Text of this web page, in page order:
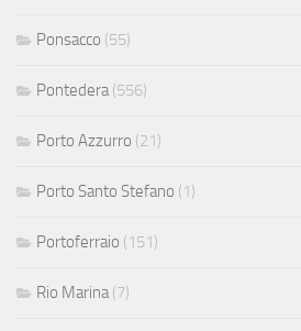
Ponsacco (55)
Pontedera (556)
Porto Azzurro (21)
Porto Santo Stefano (1)
Portoferraio (151)
Rio Marina (7)